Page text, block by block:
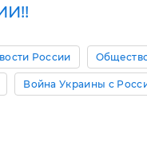
России
Война Украины с